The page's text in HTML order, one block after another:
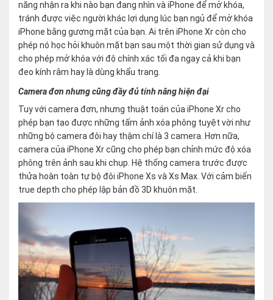
năng nhận ra khi nào bạn đang nhìn và iPhone để mở khóa,
tránh được việc người khác lợi dụng lúc bạn ngủ để mở khóa
iPhone bằng gương mặt của bạn. Ai trên iPhone Xr còn cho
phép nó học hỏi khuôn mặt bạn sau một thời gian sử dụng và
cho phép mở khóa với độ chính xác tối đa ngay cả khi bạn
đeo kính râm hay là dùng khẩu trang.
Camera đơn nhưng cũng đầy đủ tính năng hiện đại
Tuy với camera đơn, nhưng thuật toán của iPhone Xr cho
phép bạn tạo được những tấm ảnh xóa phông tuyệt vời như
những bộ camera đôi hay thậm chí là 3 camera. Hơn nữa,
camera của iPhone Xr cũng cho phép bạn chỉnh mức độ xóa
phông trên ảnh sau khi chụp. Hệ thống camera trước được
thửa hoàn toàn tự bộ đôi iPhone Xs và Xs Max. Với cảm biến
true depth cho phép lập bản đồ 3D khuôn mặt.